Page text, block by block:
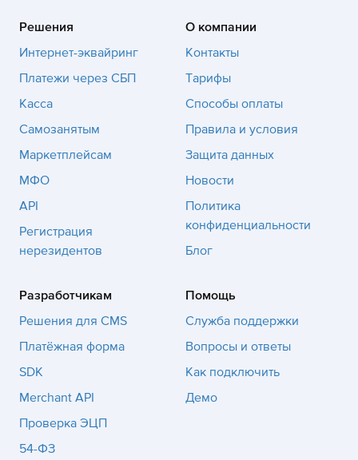
Решения
Интернет-эквайринг
Платежи через СБП
Касса
Самозанятым
Маркетплейсам
МФО
API
Регистрация
нерезидентов
О компании
Контакты
Тарифы
Способы оплаты
Правила и условия
Защита данных
Новости
Политика
конфиденциальности
Блог
Разработчикам
Решения для CMS
Платёжная форма
SDK
Merchant API
Проверка ЭЦП
54-ФЗ
Помощь
Служба поддержки
Вопросы и ответы
Как подключить
Демо